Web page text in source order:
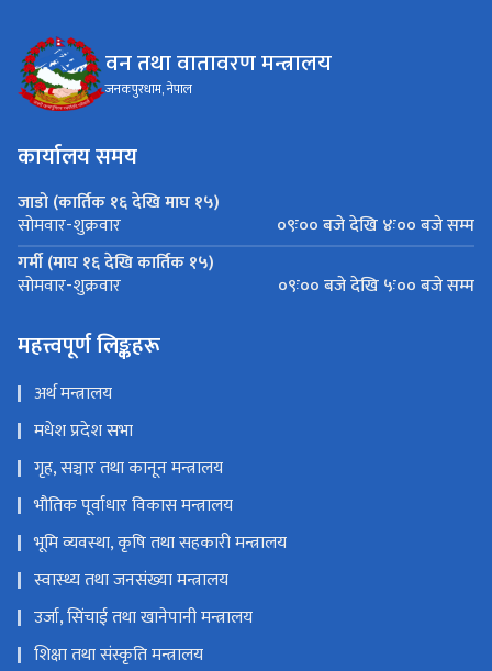
वन तथा वातावरण मन्त्रालय
जनकपुरधाम, नेपाल
कार्यालय समय
जाडो (कार्तिक १६ देखि माघ १५)
सोमवार-शुक्रवार
०९ः०० बजे देखि ४ः०० बजे सम्म
गर्मी (माघ १६ देखि कार्तिक १५)
सोमवार-शुक्रवार ०९ः०० बजे देखि ५ः०० बजे सम्म
महत्त्वपूर्ण लिङ्कहरू
अर्थ मन्त्रालय
मधेश प्रदेश सभा
गृह, सञ्चार तथा कानून मन्त्रालय
भौतिक पूर्वाधार विकास मन्त्रालय
भूमि व्यवस्था, कृषि तथा सहकारी मन्त्रालय
स्वास्थ्य तथा जनसंख्या मन्त्रालय
उर्जा, सिंचाई तथा खानेपानी मन्त्रालय
शिक्षा तथा संस्कृति मन्त्रालय